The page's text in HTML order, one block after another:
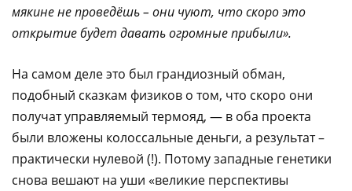
мякине не проведёшь – они чуют, что скоро это
открытие будет давать огромные прибыли».
На самом деле это был грандиозный обман,
подобный сказкам физиков о том, что скоро они
получат управляемый термояд, — в оба проекта
были вложены колоссальные деньги, а результат –
практически нулевой (!). Потому западные генетики
снова вешают на уши «великие перспективы